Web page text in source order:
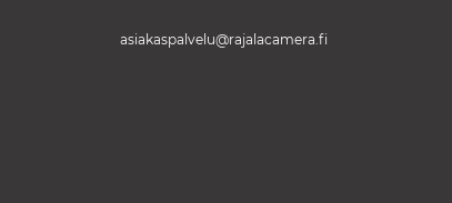
asiakaspalvelu@rajalacamera.fi